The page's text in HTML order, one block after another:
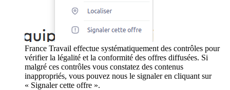
France Travail effectue systématiquement des contrôles pour
vérifier la légalité et la conformité des offres diffusées. Si
malgré ces contrôles vous constatez des contenus
inappropriés, vous pouvez nous le signaler en cliquant sur
« Signaler cette offre ».